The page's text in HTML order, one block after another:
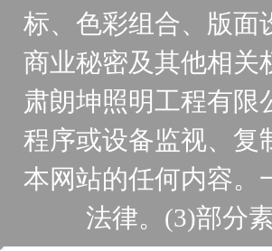
标、色彩组合、版面
商业秘密及其他相关
肃朗坤照明工程有限
程序或设备监视、复
本网站的任何内容。
法律。(3)部分